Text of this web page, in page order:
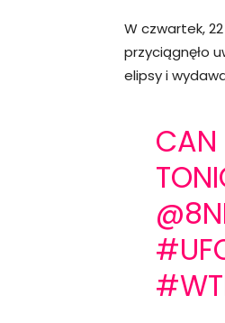
W czwartek,
przyciągnęło
elipsy i
CAN